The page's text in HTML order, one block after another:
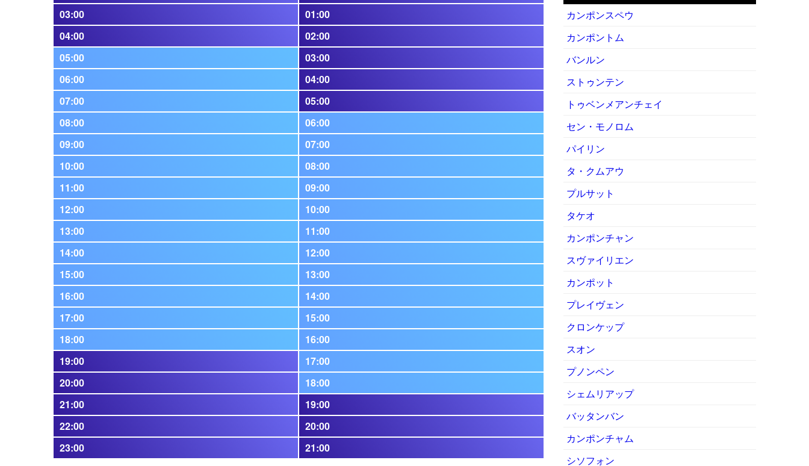
03:00
01:00
04:00
02:00
05:00
03:00
06:00
04:00
07:00
05:00
08:00
06:00
09:00
07:00
10:00
08:00
11:00
09:00
12:00
10:00
13:00
11:00
14:00
12:00
15:00
13:00
16:00
14:00
17:00
15:00
18:00
16:00
19:00
17:00
20:00
18:00
21:00
19:00
22:00
20:00
23:00
21:00
カンポンスペウ
カンポントム
バンルン
ストゥンテン
トゥベンメアンチェイ
セン・モノロム
パイリン
タ・クムアウ
プルサット
タケオ
カンポンチャン
スヴァイリエン
カンポット
プレイヴェン
クロンケップ
スオン
プノンペン
シェムリアップ
バッタンバン
カンポンチャム
シソフォン